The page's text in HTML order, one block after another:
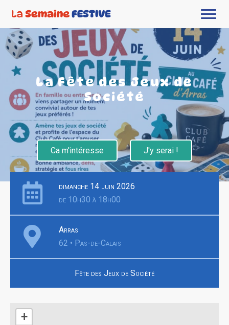
La Fête des Jeux de
Société
Ca m'intéresse J'y serai !
dimanche 14 juin 2026
de 10h30 à 18h00
Arras
62 • Pas-de-Calais
Fête des Jeux de Société
+